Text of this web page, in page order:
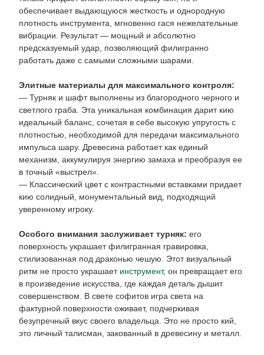
обеспечивает выдающуюся жесткость и однородную
плотность инструмента, мгновенно гася нежелательные
вибрации. Результат — мощный и абсолютно
предсказуемый удар, позволяющий филигранно
работать даже с самыми сложными шарами.
Элитные материалы для максимального контроля:
— Турняк и шафт выполнены из благородного черного и
светлого граба. Эта уникальная комбинация дарит кию
идеальный баланс, сочетая в себе высокую упругость с
плотностью, необходимой для передачи максимального
импульса шару. Древесина работает как единый
механизм, аккумулируя энергию замаха и преобразуя ее
в точный «выстрел».
— Классический цвет с контрастными вставками придает
кию солидный, монументальный вид, подходящий
уверенному игроку.
Особого внимания заслуживает турняк: его
поверхность украшает филигранная гравировка,
стилизованная под драконью чешую. Этот визуальный
ритм не просто украшает инструмент, он превращает его
в произведение искусства, где каждая деталь дышит
совершенством. В свете софитов игра света на
фактурной поверхности оживает, подчеркивая
безупречный вкус своего владельца. Это не просто кий,
это личный талисман, закованный в древесину и металл.